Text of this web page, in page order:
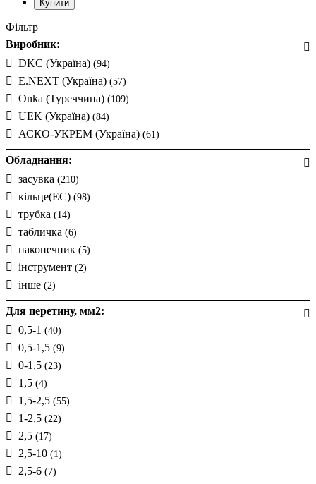
Фільтр
Виробник:
DKC (Україна) (94)
E.NEXT (Україна) (57)
Onka (Туреччина) (109)
UEK (Україна) (84)
АСКО-УКРЕМ (Україна) (61)
Обладнання:
засувка (210)
кільце(EC) (98)
трубка (14)
табличка (6)
наконечник (5)
інструмент (2)
інше (2)
Для перетину, мм2:
0,5-1 (40)
0,5-1,5 (9)
0-1,5 (23)
1,5 (4)
1,5-2,5 (55)
1-2,5 (22)
2,5 (17)
2,5-10 (1)
2,5-6 (7)